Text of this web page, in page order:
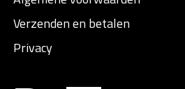
Verzenden en betalen
Privacy